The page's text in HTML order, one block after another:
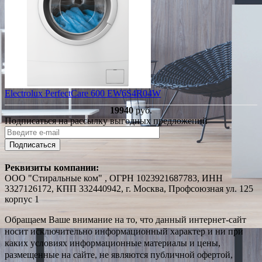
Electrolux PerfectCare 600 EW6S4R04W
19940руб.
Подписаться на рассылку выгодных предложений
Подписаться
Реквизиты компании:
ООО "Стиральные ком" , ОГРН 1023921687783, ИНН
3327126172, КПП 332440942, г. Москва, Профсоюзная ул. 125
корпус 1
Обращаем Ваше внимание на то, что данный интернет-сайт
носит исключительно информационный характер и ни при
каких условиях информационные материалы и цены,
размещенные на сайте, не являются публичной офертой,